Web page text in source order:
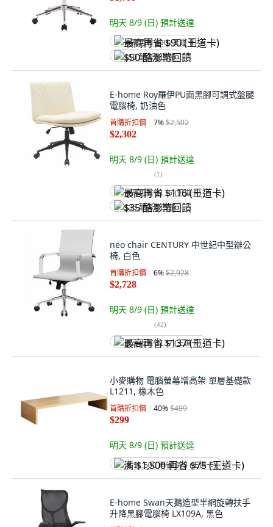
明天 8/9 (日) 預計送達
最高再省 $90 (王道卡)
$50 酷澎幣回饋
E-home Roy羅伊PU面黑腳可調式盤腿
電腦椅, 奶油色
首購折扣價 7%$2,502
$2,302
明天 8/9 (日) 預計送達
(1)
最高再省 $116 (王道卡)
$35 酷澎幣回饋
neo chair CENTURY 中世紀中型辦公
椅, 白色
首購折扣價 6%$2,928
$2,728
明天 8/9 (日) 預計送達
(42)
最高再省 $137 (王道卡)
小麥購物 電腦螢幕增高架 單層基礎款
L1211, 橡木色
首購折扣價 40%$499
$299
明天 8/9 (日) 預計送達
满 $1,500 再省 $75 (王道卡)
E-home Swan天鵝造型半網旋轉扶手
升降黑腳電腦椅 LX109A, 黑色